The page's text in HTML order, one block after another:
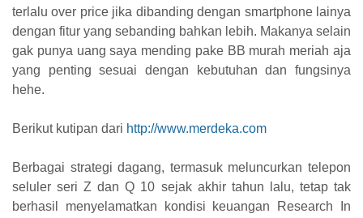
terlalu over price jika dibanding dengan smartphone lainya
dengan fitur yang sebanding bahkan lebih. Makanya selain
gak punya uang saya mending pake BB murah meriah aja
yang penting sesuai dengan kebutuhan dan fungsinya
hehe.
Berikut kutipan dari http://www.merdeka.com
Berbagai strategi dagang, termasuk meluncurkan telepon
seluler seri Z dan Q 10 sejak akhir tahun lalu, tetap tak
berhasil menyelamatkan kondisi keuangan Research In